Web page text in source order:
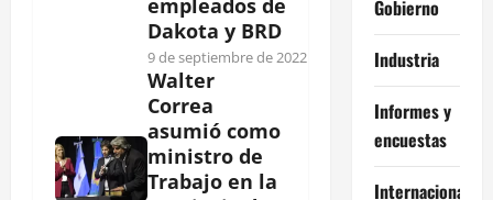
empleados de
Dakota y BRD
9 de septiembre de 2022
Walter
Correa
asumió como
ministro de
Trabajo en la
Gobierno
Industria
Informes y
encuestas
Internacional